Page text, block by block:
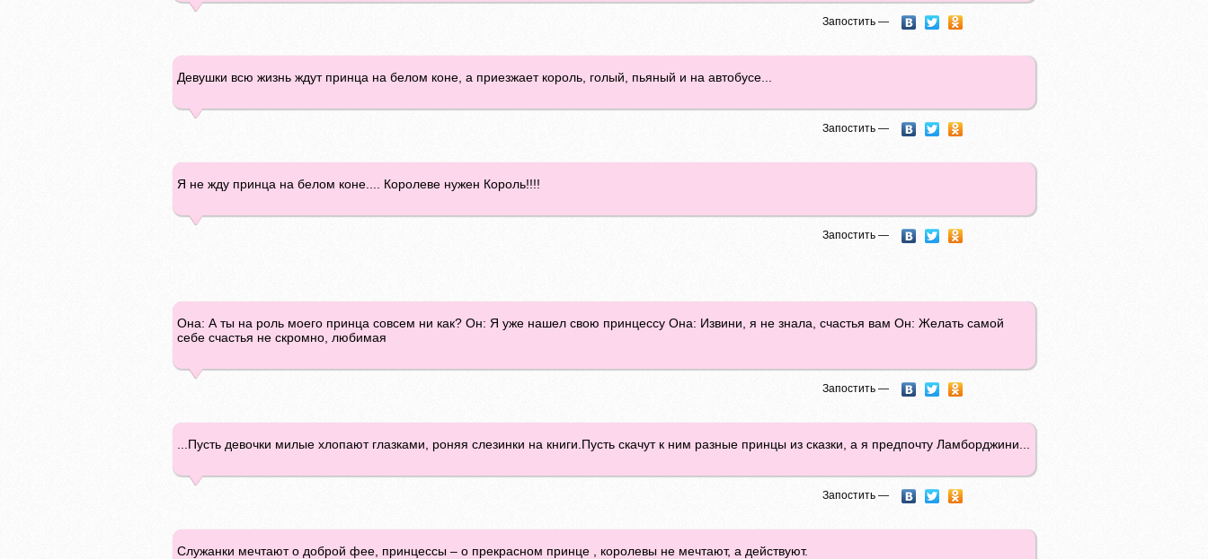
Запостить —
Девушки всю жизнь ждут принца на белом коне, а приезжает король, голый, пьяный и на автобусе...
Запостить —
Я не жду принца на белом коне.... Королеве нужен Король!!!!
Запостить —
Она: А ты на роль моего принца совсем ни как? Он: Я уже нашел свою принцессу Она: Извини, я не знала, счастья вам Он: Желать самой
себе счастья не скромно, любимая
Запостить —
...Пусть девочки милые хлопают глазками, роняя слезинки на книги.Пусть скачут к ним разные принцы из сказки, а я предпочту Ламборджини...
Запостить —
Служанки мечтают о доброй фее, принцессы – о прекрасном принце , королевы не мечтают, а действуют.